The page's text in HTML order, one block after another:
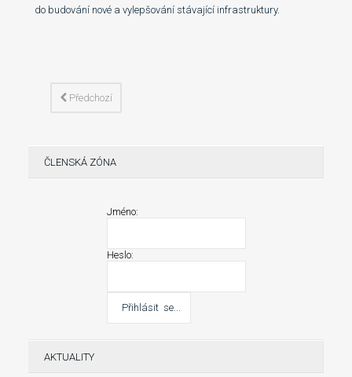
do budování nové a vylepšování stávající infrastruktury.
Předchozí
ČLENSKÁ ZÓNA
Jméno:
Heslo:
AKTUALITY